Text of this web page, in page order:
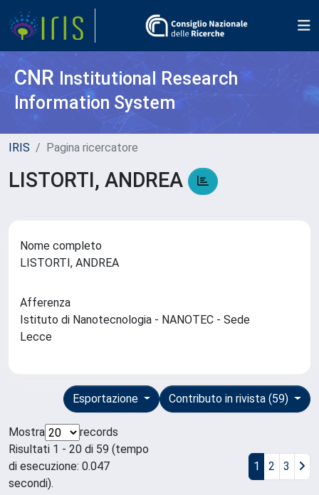
CNR Institutional Research
Information System
IRIS Pagina ricercatore
LISTORTI, ANDREA
Nome completo
LISTORTI, ANDREA
Afferenza
Istituto di Nanotecnologia - NANOTEC - Sede
Lecce
Contributo in rivista (59)
Esportazione
Mostra
records
Risultati 1 - 20 di 59 (tempo
di esecuzione: 0.047
secondi).
1 2 3